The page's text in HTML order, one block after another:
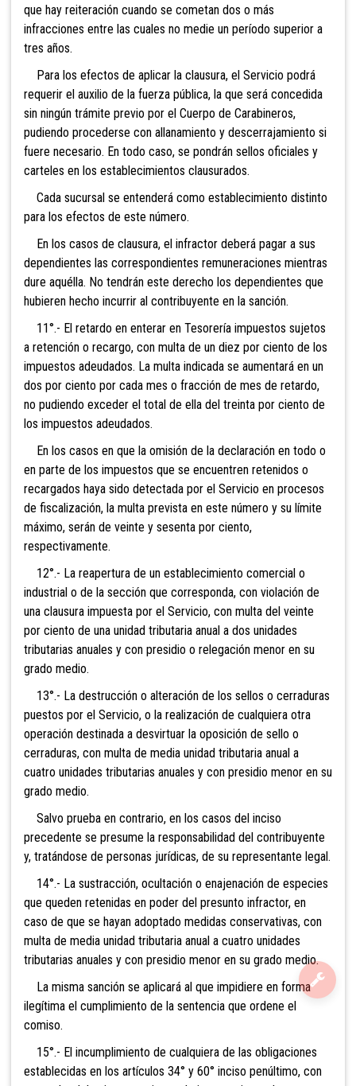
que hay reiteración cuando se cometan dos o más
infracciones entre las cuales no medie un período superior a
tres años.
Para los efectos de aplicar la clausura, el Servicio podrá
requerir el auxilio de la fuerza pública, la que será concedida
sin ningún trámite previo por el Cuerpo de Carabineros,
pudiendo procederse con allanamiento y descerrajamiento si
fuere necesario. En todo caso, se pondrán sellos oficiales y
carteles en los establecimientos clausurados.
Cada sucursal se entenderá como establecimiento distinto
para los efectos de este número.
En los casos de clausura, el infractor deberá pagar a sus
dependientes las correspondientes remuneraciones mientras
dure aquélla. No tendrán este derecho los dependientes que
hubieren hecho incurrir al contribuyente en la sanción.
11°.- El retardo en enterar en Tesorería impuestos sujetos
a retención o recargo, con multa de un diez por ciento de los
impuestos adeudados. La multa indicada se aumentará en un
dos por ciento por cada mes o fracción de mes de retardo,
no pudiendo exceder el total de ella del treinta por ciento de
los impuestos adeudados.
En los casos en que la omisión de la declaración en todo o
en parte de los impuestos que se encuentren retenidos o
recargados haya sido detectada por el Servicio en procesos
de fiscalización, la multa prevista en este número y su límite
máximo, serán de veinte y sesenta por ciento,
respectivamente.
12°.- La reapertura de un establecimiento comercial o
industrial o de la sección que corresponda, con violación de
una clausura impuesta por el Servicio, con multa del veinte
por ciento de una unidad tributaria anual a dos unidades
tributarias anuales y con presidio o relegación menor en su
grado medio.
13°.- La destrucción o alteración de los sellos o cerraduras
puestos por el Servicio, o la realización de cualquiera otra
operación destinada a desvirtuar la oposición de sello o
cerraduras, con multa de media unidad tributaria anual a
cuatro unidades tributarias anuales y con presidio menor en su
grado medio.
Salvo prueba en contrario, en los casos del inciso
precedente se presume la responsabilidad del contribuyente
y, tratándose de personas jurídicas, de su representante legal.
14°.- La sustracción, ocultación o enajenación de especies
que queden retenidas en poder del presunto infractor, en
caso de que se hayan adoptado medidas conservativas, con
multa de media unidad tributaria anual a cuatro unidades
tributarias anuales y con presidio menor en su grado medio.
La misma sanción se aplicará al que impidiere en forma
ilegítima el cumplimiento de la sentencia que ordene el
comiso.
15°.- El incumplimiento de cualquiera de las obligaciones
establecidas en los artículos 34° y 60° inciso penúltimo, con